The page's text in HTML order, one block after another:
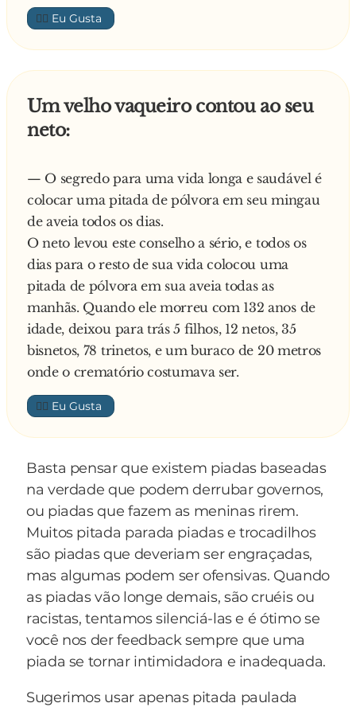
👍🏼
Um velho vaqueiro contou ao seu
neto:
— O segredo para uma vida longa e saudável é
colocar uma pitada de pólvora em seu mingau
de aveia todos os dias.
O neto levou este conselho a sério, e todos os
dias para o resto de sua vida colocou uma
pitada de pólvora em sua aveia todas as
manhãs. Quando ele morreu com 132 anos de
idade, deixou para trás 5 filhos, 12 netos, 35
bisnetos, 78 trinetos, e um buraco de 20 metros
onde o crematório costumava ser.
👍🏼
Basta pensar que existem piadas baseadas
na verdade que podem derrubar governos,
ou piadas que fazem as meninas rirem.
Muitos pitada parada piadas e trocadilhos
são piadas que deveriam ser engraçadas,
mas algumas podem ser ofensivas. Quando
as piadas vão longe demais, são cruéis ou
racistas, tentamos silenciá-las e é ótimo se
você nos der feedback sempre que uma
piada se tornar intimidadora e inadequada.
Sugerimos usar apenas pitada paulada